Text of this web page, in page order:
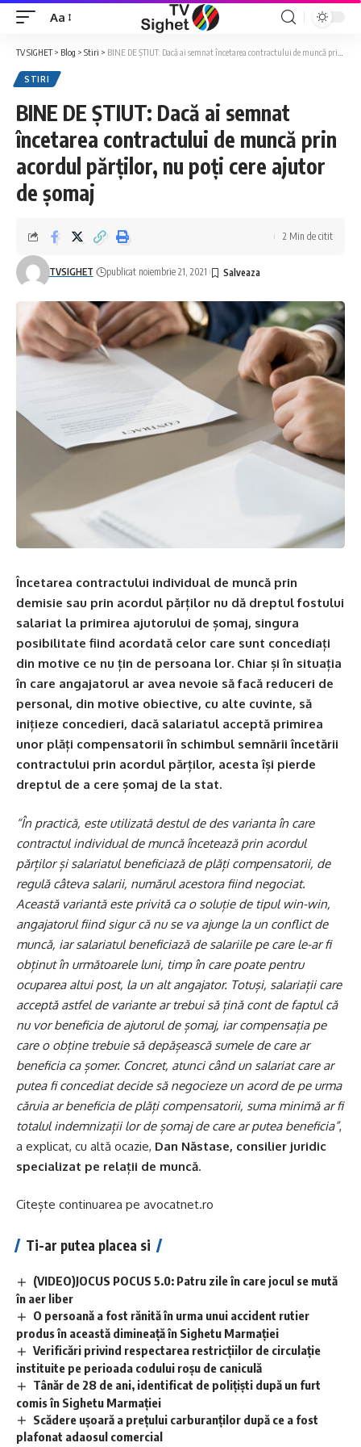
Font
Resizer
Aa
TV SIGHET> Blog > Stiri > BINE DE ȘTIUT: Dacă ai semnat încetarea contractului de muncă prin acordul părților, nu poți cere ajutor de șomaj
STIRI
BINE DE ȘTIUT: Dacă ai semnat
încetarea contractului de muncă prin
acordul părților, nu poți cere ajutor
de șomaj
TVSIGHET publicat noiembrie 21, 2021
2 Min de citit
Încetarea contractului individual de muncă prin
demisie sau prin acordul părților nu dă dreptul fostului
salariat la primirea ajutorului de șomaj, singura
posibilitate fiind acordată celor care sunt concediați
din motive ce nu țin de persoana lor. Chiar și în situația
în care angajatorul ar avea nevoie să facă reduceri de
personal, din motive obiective, cu alte cuvinte, să
inițieze concedieri, dacă salariatul acceptă primirea
unor plăți compensatorii în schimbul semnării încetării
contractului prin acordul părților, acesta își pierde
dreptul de a cere șomaj de la stat.
“În practică, este utilizată destul de des varianta în care
contractul individual de muncă încetează prin acordul
părților și salariatul beneficiază de plăți compensatorii, de
regulă câteva salarii, numărul acestora fiind negociat.
Această variantă este privită ca o soluție de tipul win-win,
angajatorul fiind sigur că nu se va ajunge la un conflict de
muncă, iar salariatul beneficiază de salariile pe care le-ar fi
obținut în următoarele luni, timp în care poate pentru
ocuparea altui post, la un alt angajator. Totuși, salariații care
acceptă astfel de variante ar trebui să țină cont de faptul că
nu vor beneficia de ajutorul de șomaj, iar compensația pe
care o obține trebuie să depășească sumele de care ar
beneficia ca șomer. Concret, atunci când un salariat care ar
putea fi concediat decide să negocieze un acord de pe urma
căruia ar beneficia de plăți compensatorii, suma minimă ar fi
totalul indemnizații lor de șomaj de care ar putea beneficia”,
a explicat, cu altă ocazie, Dan Năstase, consilier juridic
specializat pe relații de muncă.
Citește continuarea pe avocatnet.ro
Ti-ar putea placea si
(VIDEO)JOCUS POCUS 5.0: Patru zile în care jocul se mută
în aer liber
O persoană a fost rănită în urma unui accident rutier
produs în această dimineață în Sighetu Marmației
Verificări privind respectarea restricțiilor de circulație
instituite pe perioada codului roșu de caniculă
Tânăr de 28 de ani, identificat de polițiști după un furt
comis în Sighetu Marmației
Scădere ușoară a prețului carburanților după ce a fost
plafonat adaosul comercial